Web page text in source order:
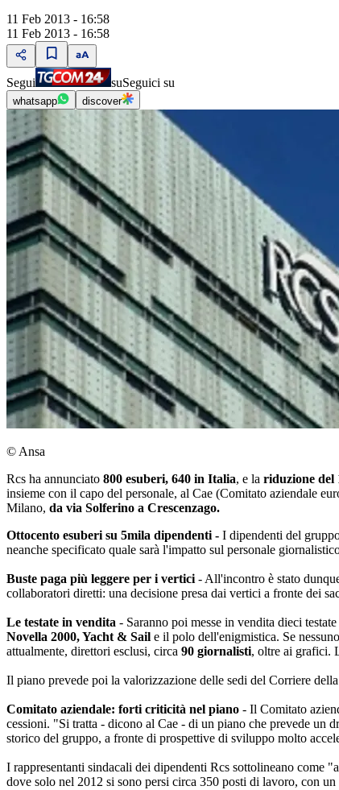
11 Feb 2013 - 16:58
11 Feb 2013 - 16:58
Segui suSeguici su
whatsapp discover
© Ansa
Rcs ha annunciato 800 esuberi, 640 in Italia, e la riduzione del
insieme con il capo del personale, al Cae (Comitato aziendale
Milano, da via Solferino a Crescenzago.
Ottocento esuberi su 5mila dipendenti - I dipendenti del
neanche specificato quale sarà l'impatto sul personale
Buste paga più leggere per i vertici - All'incontro è stato
collaboratori diretti: una decisione presa dai vertici a fronte dei
Le testate in vendita - Saranno poi messe in vendita dieci
Novella 2000, Yacht & Sail e il polo dell'enigmistica. Se
attualmente, direttori esclusi, circa 90 giornalisti, oltre ai grafici.
Il piano prevede poi la valorizzazione delle sedi del Corriere
Comitato aziendale: forti criticità nel piano - Il Comitato
cessioni. "Si tratta - dicono al Cae - di un piano che prevede un
storico del gruppo, a fronte di prospettive di sviluppo molto
I rappresentanti sindacali dei dipendenti Rcs sottolineano come
dove solo nel 2012 si sono persi circa 350 posti di lavoro, con